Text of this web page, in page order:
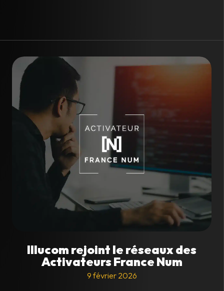
Illucom rejoint le réseaux des
Activateurs France Num
9 février 2026